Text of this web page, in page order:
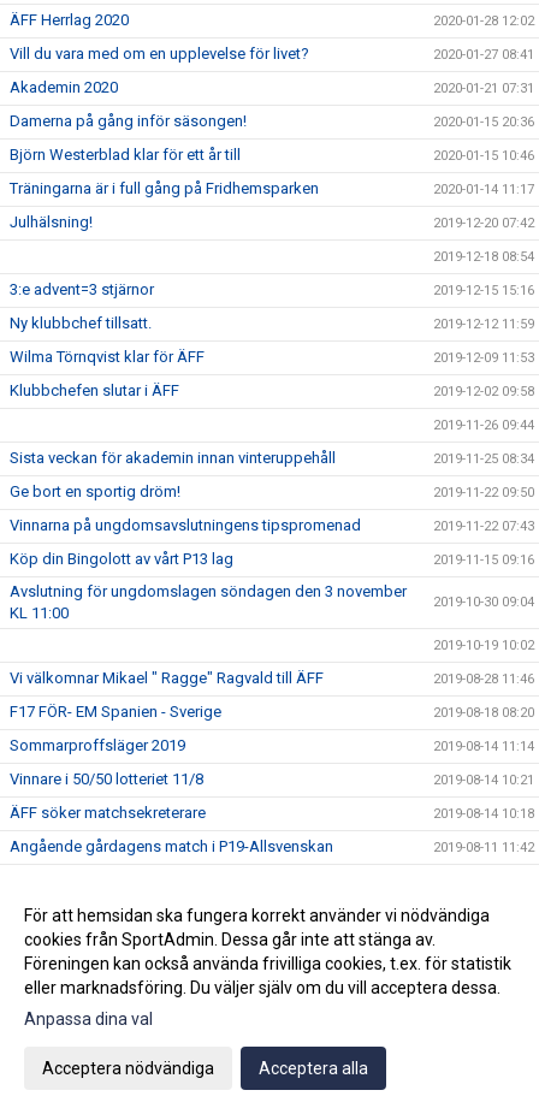
ÄFF Herrlag 2020 2020-01-28 12:02
Vill du vara med om en upplevelse för livet? 2020-01-27 08:41
Akademin 2020 2020-01-21 07:31
Damerna på gång inför säsongen! 2020-01-15 20:36
Björn Westerblad klar för ett år till 2020-01-15 10:46
Träningarna är i full gång på Fridhemsparken 2020-01-14 11:17
Julhälsning! 2019-12-20 07:42
2019-12-18 08:54
3:e advent=3 stjärnor 2019-12-15 15:16
Ny klubbchef tillsatt. 2019-12-12 11:59
Wilma Törnqvist klar för ÄFF 2019-12-09 11:53
Klubbchefen slutar i ÄFF 2019-12-02 09:58
2019-11-26 09:44
Sista veckan för akademin innan vinteruppehåll 2019-11-25 08:34
Ge bort en sportig dröm! 2019-11-22 09:50
Vinnarna på ungdomsavslutningens tipspromenad 2019-11-22 07:43
Köp din Bingolott av vårt P13 lag 2019-11-15 09:16
Avslutning för ungdomslagen söndagen den 3 november
KL 11:00
2019-10-30 09:04
2019-10-19 10:02
Vi välkomnar Mikael " Ragge" Ragvald till ÄFF 2019-08-28 11:46
F17 FÖR- EM Spanien - Sverige 2019-08-18 08:20
Sommarproffsläger 2019 2019-08-14 11:14
Vinnare i 50/50 lotteriet 11/8 2019-08-14 10:21
ÄFF söker matchsekreterare 2019-08-14 10:18
Angående gårdagens match i P19-Allsvenskan 2019-08-11 11:42
Klubbchefen Helena Wennerström presenterar sig 2019-08-07 08:52
FitLine är ny samarbetspartner 2019-08-03 14:21
ÄFF söker matchsekreterare 2019-08-01 13:00
Flera lag drar igång igen
Bemanning på våra kanslier i sommar
Vinnare i 50/50 lotteriet 29/6
För att hemsidan ska fungera korrekt använder vi nödvändiga
cookies från SportAdmin. Dessa går inte att stänga av.
Föreningen kan också använda frivilliga cookies, t.ex. för statistik
eller marknadsföring. Du väljer själv om du vill acceptera dessa.
Anpassa dina val
Acceptera nödvändiga Acceptera alla